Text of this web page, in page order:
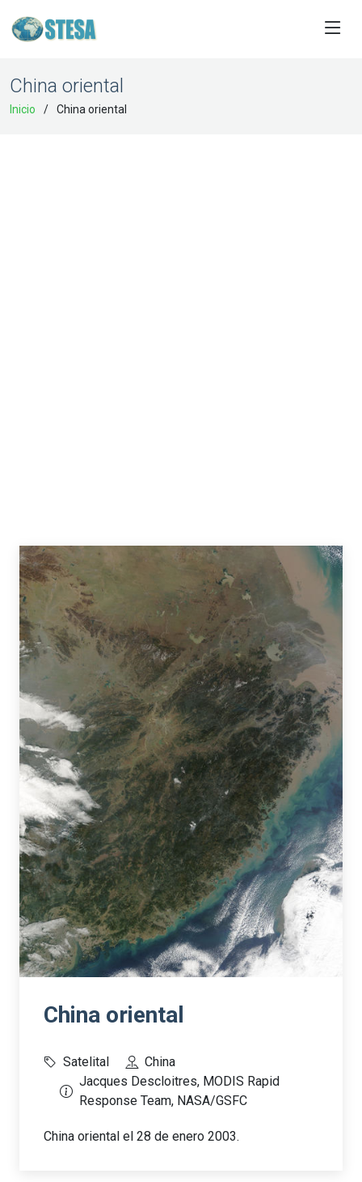
China oriental
Inicio China oriental
China oriental
Satelital
China
Jacques Descloitres, MODIS Rapid
Response Team, NASA/GSFC
China oriental el 28 de enero 2003.